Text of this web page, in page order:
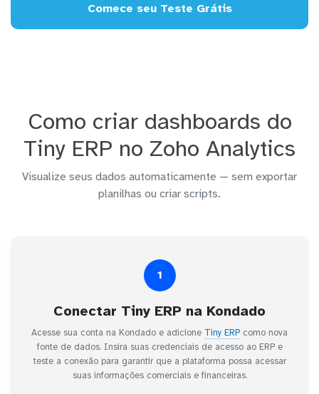
Comece seu Teste Grátis
Como criar dashboards do
Tiny ERP no Zoho Analytics
Visualize seus dados automaticamente — sem exportar
planilhas ou criar scripts.
1
Conectar Tiny ERP na Kondado
Acesse sua conta na Kondado e adicione Tiny ERP como nova
fonte de dados. Insira suas credenciais de acesso ao ERP e
teste a conexão para garantir que a plataforma possa acessar
suas informações comerciais e financeiras.